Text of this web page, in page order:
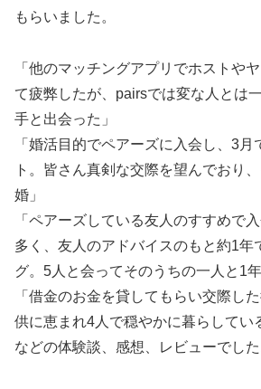
もらいました。
「他のマッチングアプリでホストや
て疲弊したが、pairsでは変な人とは
手と出会った」
「婚活目的でペアーズに入会し、3月
ト。皆さん真剣な交際を望んでおり
婚」
「ペアーズしている友人のすすめで
多く、友人のアドバイスのもと約1年
グ。5人と会ってそのうちの一人と1年
「借金のお金を貸してもらい交際し
供に恵まれ4人で穏やかに暮らしてい
などの体験談、感想、レビューでした